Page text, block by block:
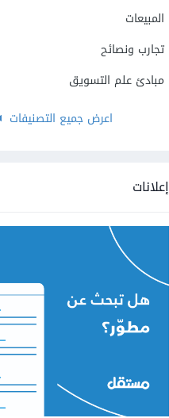
المبيعات
تجارب ونصائح
مبادئ علم التسويق
اعرض جميع التصنيفات
إعلانات